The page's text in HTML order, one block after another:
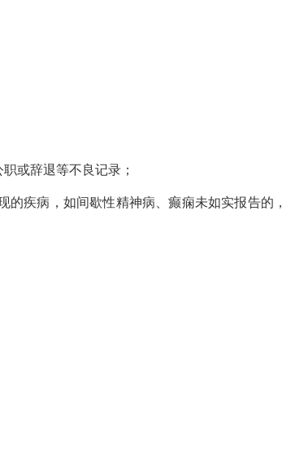
或辞退等不良记录；
疾病，如间歇性精神病、癫痫未如实报告的，